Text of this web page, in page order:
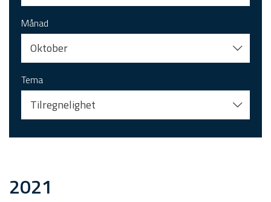
Månad
Oktober
Tema
Tilregnelighet
2021